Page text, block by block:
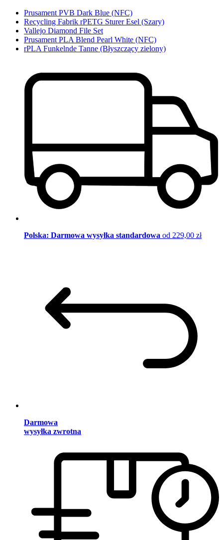
Prusament PVB Dark Blue (NFC)
Recycling Fabrik rPETG Sturer Esel (Szary)
Vallejo Diamond File Set
Prusament PLA Blend Pearl White (NFC)
rPLA Funkelnde Tanne (Błyszczący zielony)
Polska: Darmowa wysyłka standardowa od 229,00 zł
Darmowa
wysyłka zwrotna